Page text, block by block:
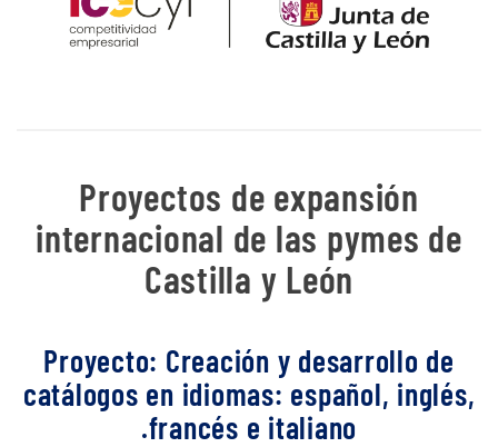
Proyectos de expansión
internacional de las pymes de
Castilla y León
Proyecto: Creación y desarrollo de
catálogos en idiomas: español, inglés,
francés e italiano.